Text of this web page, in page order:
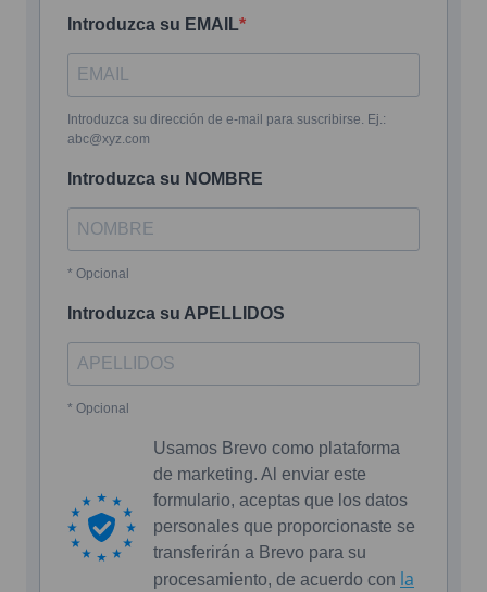
Introduzca su EMAIL
Introduzca su dirección de e-mail para suscribirse. Ej.:
abc@xyz.com
Introduzca su NOMBRE
* Opcional
Introduzca su APELLIDOS
* Opcional
Usamos Brevo como plataforma
de marketing. Al enviar este
formulario, aceptas que los datos
personales que proporcionaste se
transferirán a Brevo para su
procesamiento, de acuerdo con la